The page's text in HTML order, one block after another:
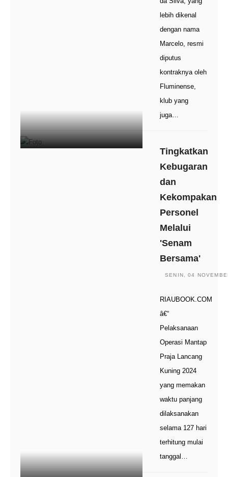
lebih dikenal
dengan nama
Marcelo, resmi
diputus
kontraknya oleh
Fluminense,
klub yang
juga…
Tingkatkan
Kebugaran
dan
Kekompakan
Personel
Melalui
'Senam
Bersama'
SENIN, 04
RIAUBOOK.COM
â€“
Pelaksanaan
Operasi Mantap
Praja Lancang
Kuning 2024
yang memakan
waktu panjang
dilaksanakan
selama 127 hari
terhitung mulai
tanggal…